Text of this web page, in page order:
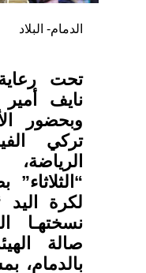
الدمام- البلاد
تحت
نايف أمير
وبحضور
تركي
“الثلاثاء”
لكرة
نسختهـا
صالة